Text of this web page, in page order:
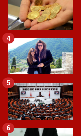
4
5
6